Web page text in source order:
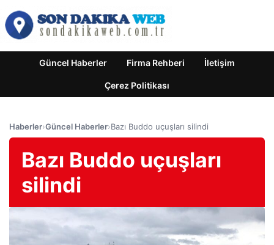
Güncel Haberler Firma Rehberi İletişim
Çerez Politikası
Haberler›Güncel Haberler›Bazı Buddo uçuşları silindi
Bazı Buddo uçuşları
silindi